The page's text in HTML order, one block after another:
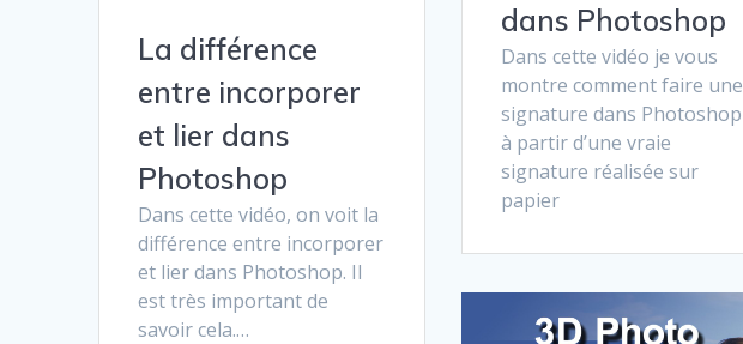
dans Photoshop
Dans cette vidéo je vous
montre comment faire une
signature dans Photoshop
à partir d’une vraie
signature réalisée sur
papier
La différence
entre incorporer
et lier dans
Photoshop
Dans cette vidéo, on voit la
différence entre incorporer
et lier dans Photoshop. Il
est très important de
savoir cela.…